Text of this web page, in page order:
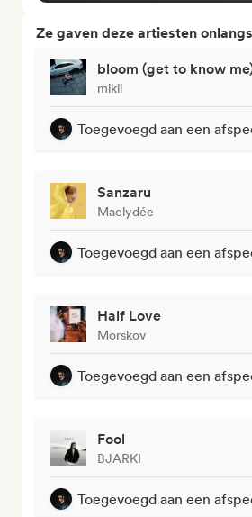
Ze gaven deze artiesten
bloom (get to know
mikii
Toegevoegd aan een
Sanzaru
Maelydée
Toegevoegd aan een
Half Love
Morskov
Toegevoegd aan een
Fool
BJARKI
Toegevoegd aan een